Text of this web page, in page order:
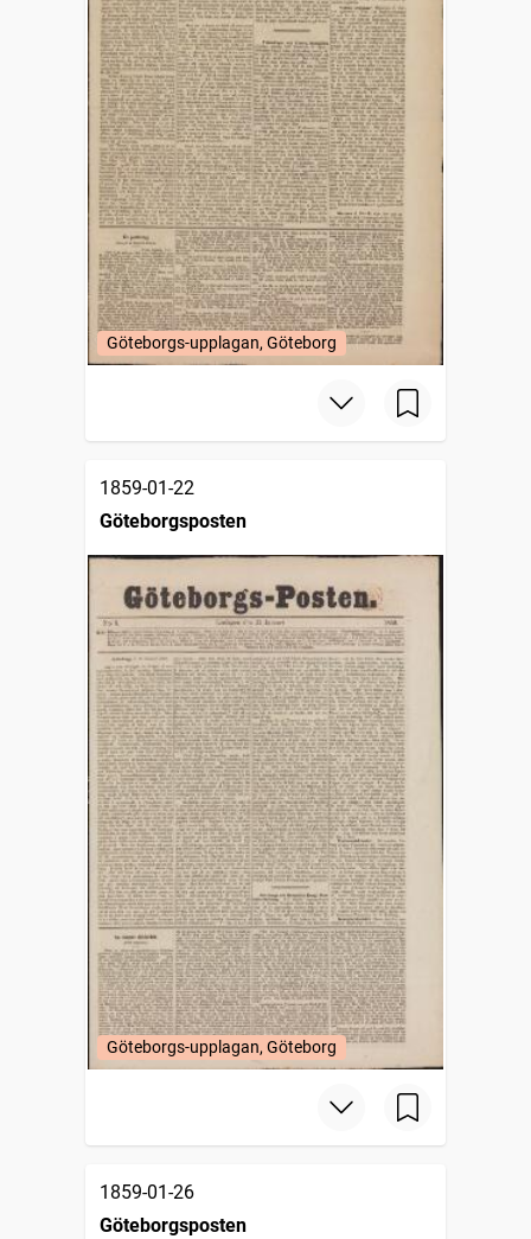
Göteborgs-upplagan, Göteborg
1859-01-22
Göteborgsposten
Göteborgs-upplagan, Göteborg
1859-01-26
Göteborgsposten